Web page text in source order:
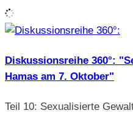
Diskussionsreihe 360°:
Hamas am 7. Oktober"
Teil 10: Sexualisierte